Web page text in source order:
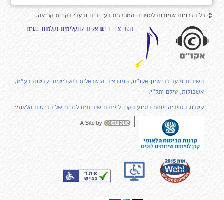
© כל הזכויות שמורות לספריה המרכזית לעיוורים ובעלי לקויות קריאה.
השירות פועל ברישיון אקו"ם, הפדרציה הישראלית לתקליטים וקלטות בע"מ,
אשכולות, עילם ותל"י.
קטלוג הספריה פותח בסיוע הקרן לפיתוח שירותים לנכים של הביטוח הלאומי